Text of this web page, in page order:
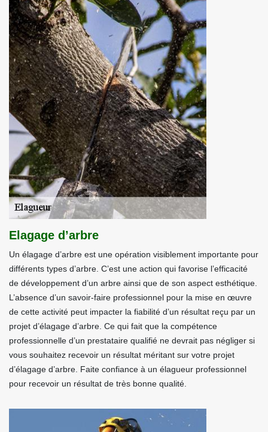
Elagage d’arbre
Un élagage d’arbre est une opération visiblement importante pour
différents types d’arbre. C’est une action qui favorise l’efficacité
de développement d’un arbre ainsi que de son aspect esthétique.
L’absence d’un savoir-faire professionnel pour la mise en œuvre
de cette activité peut impacter la fiabilité d’un résultat reçu par un
projet d’élagage d’arbre. Ce qui fait que la compétence
professionnelle d’un prestataire qualifié ne devrait pas négliger si
vous souhaitez recevoir un résultat méritant sur votre projet
d’élagage d’arbre. Faite confiance à un élagueur professionnel
pour recevoir un résultat de très bonne qualité.